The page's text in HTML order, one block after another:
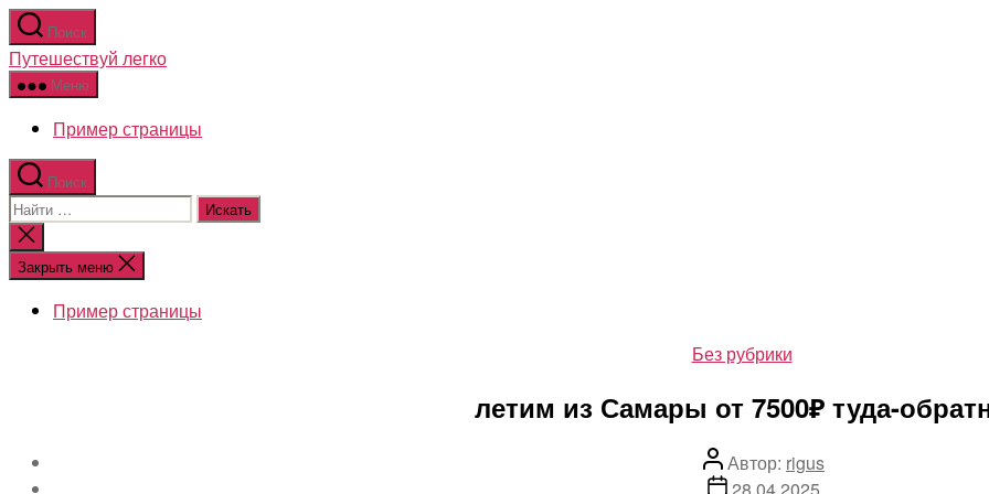
Перейти
к
содержимому
Поиск
Путешествуй легко
Меню
Пример страницы
Поиск
Поиск:
Закрыть
поиск
Закрыть меню
Пример страницы
Рубрики
Без рубрики
летим из Самары от 7500₽ туда-
Автор
записи
Автор: rigus
Дата28.04.2025